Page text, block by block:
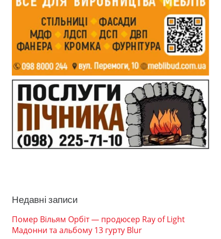
Недавні записи
Помер Вільям Орбіт — продюсер Ray of Light
Мадонни та альбому 13 гурту Blur